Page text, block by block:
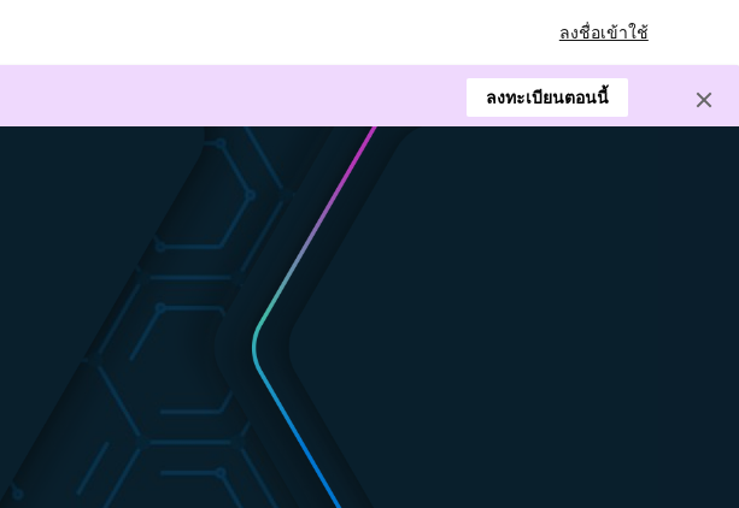
ลงชื่อเข้าใช้
ลงทะเบียนตอนนี้